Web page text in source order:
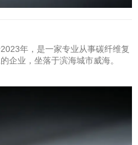
年，是一家专业从事碳纤维复
企业，坐落于滨海城市威海。